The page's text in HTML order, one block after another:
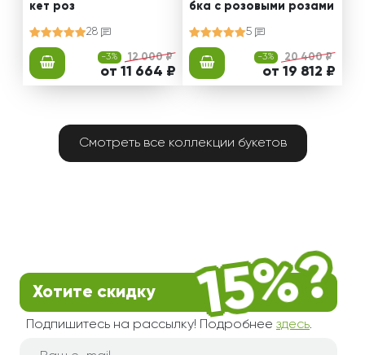
кет роз
28
-3% 12 000 ₽
от 11 664 ₽
бка с розовыми розами
5
-3% 20 400 ₽
от 19 812 ₽
Смотреть все коллекции букетов
Хотите скидку
Подпишитесь на рассылку! Подробнее здесь.